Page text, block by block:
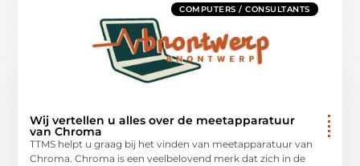
COMPUTERS / CONSULTANTS
Wij vertellen u alles over de meetapparatuur
van Chroma
TTMS helpt u graag bij het vinden van meetapparatuur van
Chroma. Chroma is een veelbelovend merk dat zich in de